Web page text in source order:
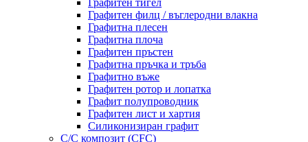
Графитен тигел
Графитен филц / въглеродни влакна
Графитна плесен
Графитна плоча
Графитен пръстен
Графитна пръчка и тръба
Графитно въже
Графитен ротор и лопатка
Графит полупроводник
Графитен лист и хартия
Силиконизиран графит
C/C композит (CFC)